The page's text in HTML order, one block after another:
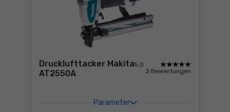
Drucklufttacker Makita
AT2550A
Parameter
5,0
3 Bewertungen